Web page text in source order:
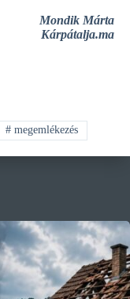
Mondik Márta
Kárpátalja.ma
# megemlékezés